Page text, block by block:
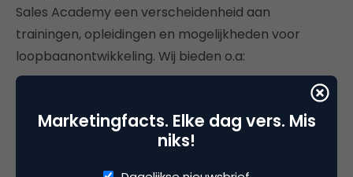
Sales Academy een verscheidenheid aan
trainingen, opleidingen en mogelijkheden voor
loopbaanontwikkeling. Wij bieden o.a:
persoonlijke visie;
Marketingfacts. Elke dag vers. Mis
niks!